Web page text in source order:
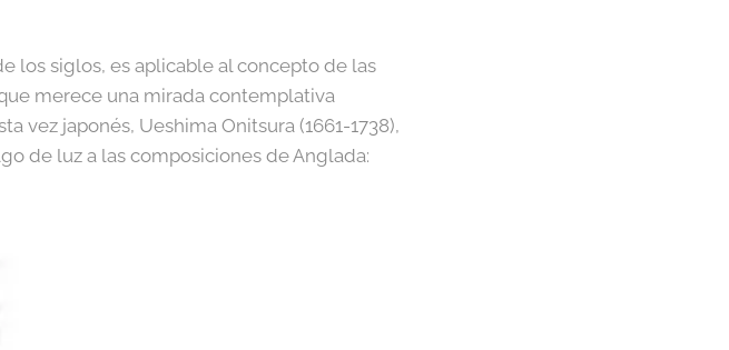
los siglos, es aplicable al concepto de las
merece una mirada contemplativa
vez japonés, Ueshima Onitsura (1661-1738),
de luz a las composiciones de Anglada: